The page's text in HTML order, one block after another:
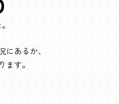
にあるか、
ます。